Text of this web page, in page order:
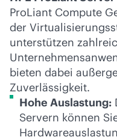
ProLiant Compute
der
unterstützen
bieten dabei
Zuverlässigkeit.
Hohe Auslastung:
Servern können